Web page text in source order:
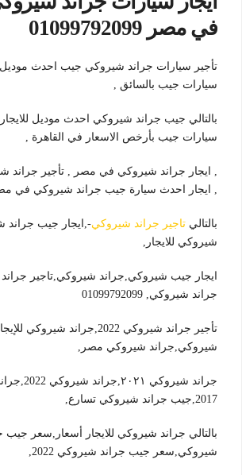
في مصر 01099792099
تأجير سيارات جراند شيروكي جيب احدث موديل
سيارات جيب بالسائق ,
بالتالي جيب جراند شيروكي احدث موديل
سيارات جيب بأرخص الاسعار في القاهرة ,
, ايجار جراند شيروكي في مصر , تأجير جراند
, ايجار احدث سيارة جيب جراند شيروكي في
بالتالي تاجير جراند شيروكي-,ايجار جيب جراند
شيروكي للايجار,
ايجار جيب شيروكي,جراند شيروكي,تاجير
جراند شيروكي, 01099792099
تأجير جراند شيروكي 2022,جراند
شيروكي,جراند شيروكي مصر,
جراند شيروكي
2017,جيب جراند شيروكي تسارع,
بالتالي جراند شيروكي للايجار أسعار,سعر جيب
شيروكي,سعر جيب جراند شيروكي 2022,